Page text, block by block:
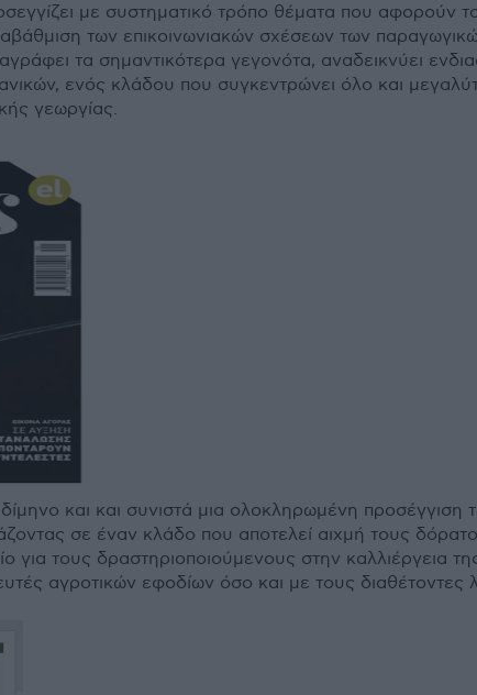
µε συστηµατικό τρόπο θέµατα που αφορούν
των επικοινωνιακών σχέσεων των
τα σηµαντικότερα γεγονότα, αναδεικνύει
ενός κλάδου που συγκεντρώνει όλο και
γεωργίας.
και και συνιστά µια ολοκληρωµένη
σε έναν κλάδο που αποτελεί αιχµή τους
για τους δραστηριοποιούµενους στην καλλιέργεια
αγροτικών εφοδίων όσο και µε τους διαθέτοντες